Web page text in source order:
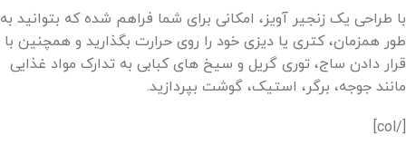
با طراحی یک زنجیر آویز، امکانی برای شما فراهم شده که بتوانید به
طور همزمان، کتری یا دیزی خود را روی حرارت بگذارید و همچنین با
قرار دادن ساج، توری گریل و سیخ های کبابی به تدارک مواد غذایی
مانند جوجه، برگر، استیک، گوشت بپردازید.
[/col]